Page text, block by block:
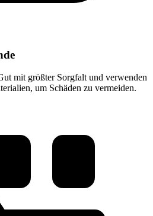
mit größter Sorgfalt und verwenden
um Schäden zu vermeiden.